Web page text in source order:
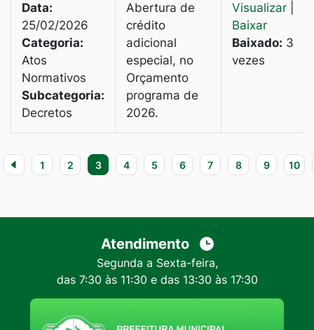
Data:
25/02/2026
Categoria:
Atos
Normativos
Subcategoria:
Decretos
Abertura de
crédito
adicional
especial, no
Orçamento
programa de
2026.
Visualizar
Baixar
Baixado: 3
vezes
1 2 3 4 5 6 7 8 9 10
Atendimento
Segunda a Sexta-feira,
das 7:30 às 11:30 e das 13:30 às 17:30